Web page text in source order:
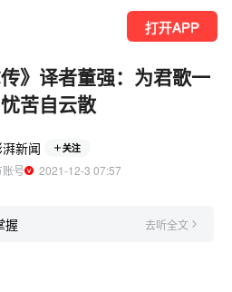
打开APP
》译者董强：为君歌一
苦自云散
新闻 关注
号
  2021-12-3 07:57
握 去听全文